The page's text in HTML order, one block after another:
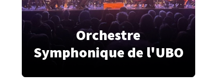
Orchestre
Symphonique de l'UBO